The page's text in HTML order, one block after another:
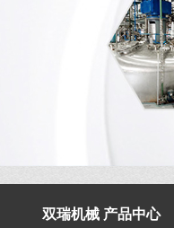
双瑞机械 产品中心